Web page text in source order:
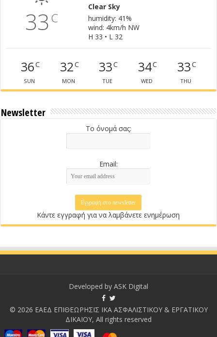
33C
Clear Sky
humidity: 41%
wind: 4km/h NW
H 33 • L 32
36C
SUN
32C
MON
33C
TUE
34C
WED
33C
THU
Newsletter
Το όνομά σας:
Email:
Κάντε εγγραφή για να λαμβάνετε ενημέρωση
Developed by ASK Digital
© 2026 ΕΑΕΔ ΕΠΙΘΕΩΡΗΣΙΣ ΙΚΑ ΑΣΦΑΛΙΣΤΙΚΟΥ & ΕΡΓΑΤΙΚΟΥ
ΔΙΚΑΙΟΥ, All rights reserved